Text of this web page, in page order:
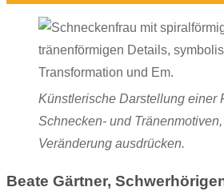
Künstlerische Darstellung einer
Schnecken- und
Veränderung ausdrücken.
Beate Gärtner,